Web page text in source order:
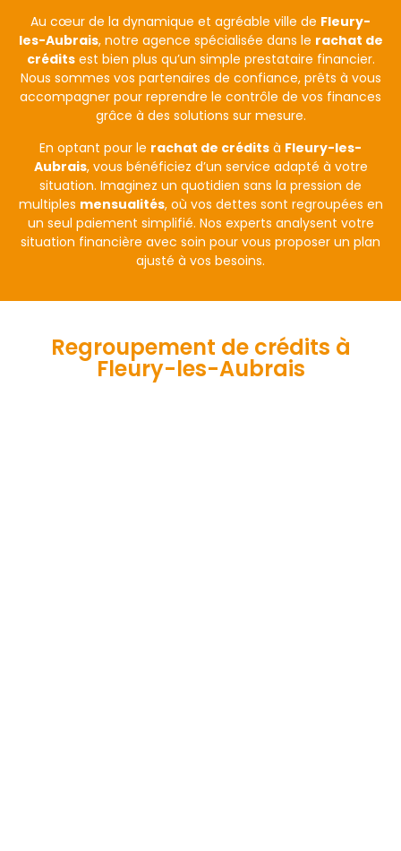
Au cœur de la dynamique et agréable ville de Fleury-
les-Aubrais, notre agence spécialisée dans le rachat de
créditsest bien plus qu’un simple prestataire financier.
Nous sommes vos partenaires de confiance, prêts à vous
accompagner pour reprendre le contrôle de vos finances
grâce à des solutions sur mesure.
En optant pour le rachat de crédits à Fleury-les-
Aubrais, vous bénéficiez d’un service adapté à votre
situation. Imaginez un quotidien sans la pression de
multiples mensualités, où vos dettes sont regroupées en
un seul paiement simplifié. Nos experts analysent votre
situation financière avec soin pour vous proposer un plan
ajusté à vos besoins.
Regroupement de crédits à
Fleury-les-Aubrais